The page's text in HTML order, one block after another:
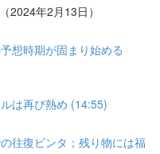
2024年2月13日）
想時期が固まり始める
は再び熱め (14:55)
往復ビンタ；残り物には福